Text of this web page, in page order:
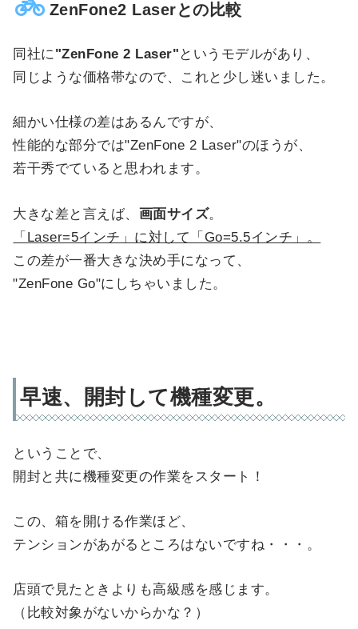
ZenFone2 Laserとの比較
同社に"ZenFone 2 Laser" というモデルがあり、
同じような価格帯なので、これと少し迷いました。
細かい仕様の差はあるんですが、
性能的な部分では"ZenFone 2 Laser"のほうが、
若干秀でていると思われます。
大きな差と言えば、 画面サイズ。
「Laser=5インチ」に対して「Go=5.5インチ」。
この差が一番大きな決め手になって、
"ZenFone Go"にしちゃいました。
早速、開封して機種変更。
ということで、
開封と共に機種変更の作業をスタート！
この、箱を開ける作業ほど、
テンションがあがるところはないですね・・・。
店頭で見たときよりも高級感を感じます。
（比較対象がないからかな？）